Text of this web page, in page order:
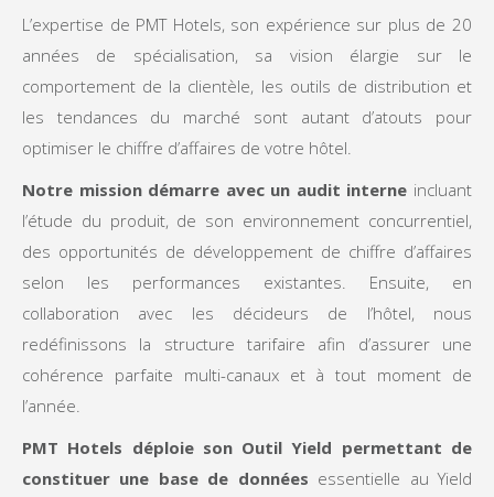
L’expertise de PMT Hotels, son expérience sur plus de 20
années de spécialisation, sa vision élargie sur le
comportement de la clientèle, les outils de distribution et
les tendances du marché sont autant d’atouts pour
optimiser le chiffre d’affaires de votre hôtel.
Notre mission démarre avec un audit interne incluant
l’étude du produit, de son environnement concurrentiel,
des opportunités de développement de chiffre d’affaires
selon les performances existantes. Ensuite, en
collaboration avec les décideurs de l’hôtel, nous
redéfinissons la structure tarifaire afin d’assurer une
cohérence parfaite multi-canaux et à tout moment de
l’année.
PMT Hotels déploie son Outil Yield permettant de
constituer une base de données essentielle au Yield